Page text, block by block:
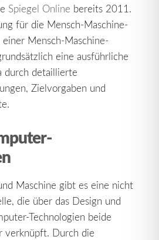
Spiegel Online bereits 2011.
für die Mensch-Maschine-
Mensch-Maschine-
eine ausführliche
durch detaillierte
Zielvorgaben und
Maschine gibt es eine nicht
die über das Design und
Technologien beide
verknüpft. Durch die